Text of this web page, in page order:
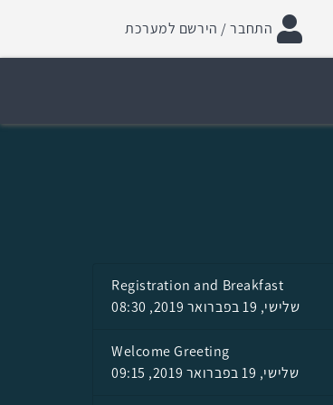
התחבר / הירשם למערכת
Registration and Breakfast
שלישי, 19 בפברואר 2019, 08:30
Welcome Greeting
שלישי, 19 בפברואר 2019, 09:15